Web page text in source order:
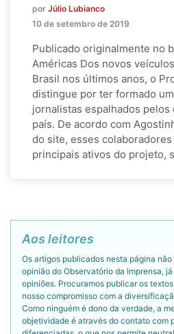
por Júlio Lubianco
10 de setembro de 2019
Publicado originalmente no
Américas Dos novos
Brasil nos últimos anos, o
distingue por ter formado
jornalistas espalhados pelos
país. De acordo com
do site, esses colaboradores
principais ativos do projeto,
Aos leitores
Os artigos publicados nesta página
opinião do Observatório da Imprensa,
opiniões. Procuramos publicar os
nosso compromisso com a
Como ninguém é dono da verdade, a
objetividade é através do contato com